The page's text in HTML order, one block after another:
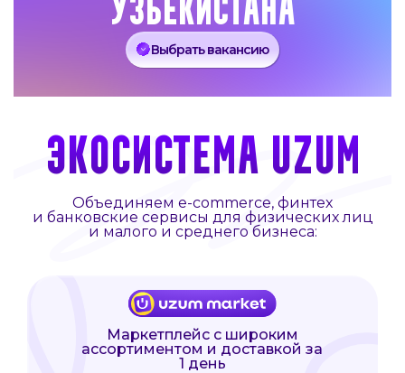
Узбекистана
Выбрать вакансию
ЭКОСИСТЕМА UZUM
Объединяем e-commerce, финтех
и банковские сервисы для физических лиц
и малого и среднего бизнеса:
Маркетплейс с широким
ассортиментом и доставкой за
1 день